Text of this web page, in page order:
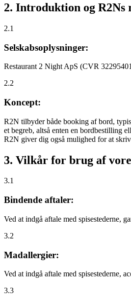
2. Introduktion og R2Ns
2.1
Selskabsoplysninger:
Restaurant 2 Night ApS (CVR
2.2
Koncept:
R2N tilbyder både booking af bord,
et begreb, altså enten en bordbestilling
R2N giver dig også mulighed for at
3. Vilkår for brug af
3.1
Bindende aftaler:
Ved at indgå aftale med spisestederne,
3.2
Madallergier:
Ved at indgå aftale med spisestederne,
3.3